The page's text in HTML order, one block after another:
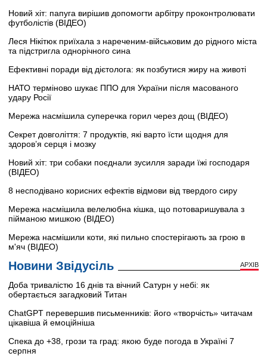
Новий хіт: папуга вирішив допомогти арбітру проконтролювати
футболістів (ВІДЕО)
Леся Нікітюк приїхала з нареченим-військовим до рідного міста
та підстригла однорічного сина
Ефективні поради від дієтолога: як позбутися жиру на животі
НАТО терміново шукає ППО для України після масованого
удару Росії
Мережа насмішила суперечка горил через дощ (ВІДЕО)
Секрет довголіття: 7 продуктів, які варто їсти щодня для
здоров’я серця і мозку
Новий хіт: три собаки поєднали зусилля заради їжі господаря
(ВІДЕО)
8 несподівано корисних ефектів відмови від твердого сиру
Мережа насмішила велелюбна кішка, що потоваришувала з
пійманою мишкою (ВІДЕО)
Мережа насмішили коти, які пильно спостерігають за грою в
м'яч (ВІДЕО)
Новини Звідусіль АРХІВ
Доба тривалістю 16 днів та вічний Сатурн у небі: як
обертається загадковий Титан
ChatGPT перевершив письменників: його «творчість» читачам
цікавіша й емоційніша
Спека до +38, грози та град: якою буде погода в Україні 7
серпня